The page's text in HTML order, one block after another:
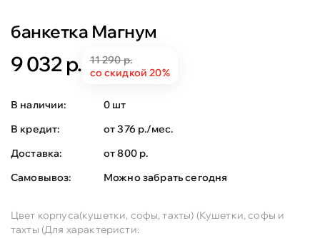
банкетка Магнум
9 032 р.
11 290 р.
со скидкой 20%
В наличии:
0 шт
В кредит:
от 376 р./мес.
Доставка:
от 800 р.
Самовывоз:
Можно забрать сегодня
Цвет корпуса(кушетки, софы, тахты) (Кушетки, софы и
тахты (Для характеристи: